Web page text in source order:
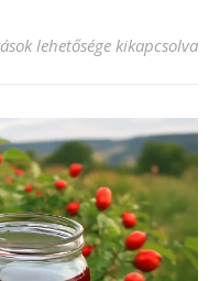
Ízletes fogások
lehetősége kikapcsolva